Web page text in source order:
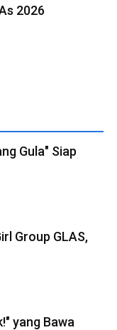
2026
Gula" Siap
Group GLAS,
yang Bawa